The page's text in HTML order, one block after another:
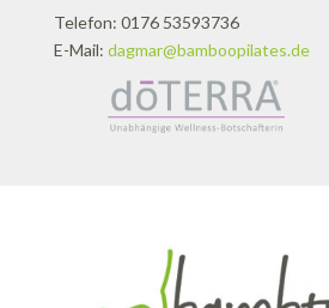
Telefon: 0176 53593736
E-Mail: dagmar@bamboopilates.de